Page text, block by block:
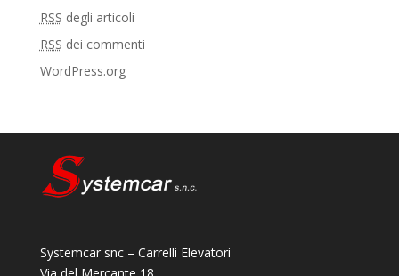
RSS degli articoli
RSS dei commenti
WordPress.org
Systemcar snc – Carrelli Elevatori
Via del Mercante 18